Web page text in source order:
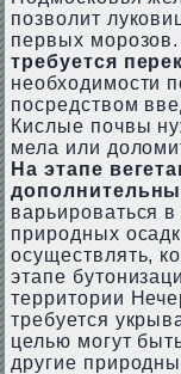
позволит
первых морозов.
требуется
необходимости
посредством
Кислые почвы
мела или
На этапе
варьироваться
природных
осуществлять,
этапе
территории
требуется
целью могут
другие